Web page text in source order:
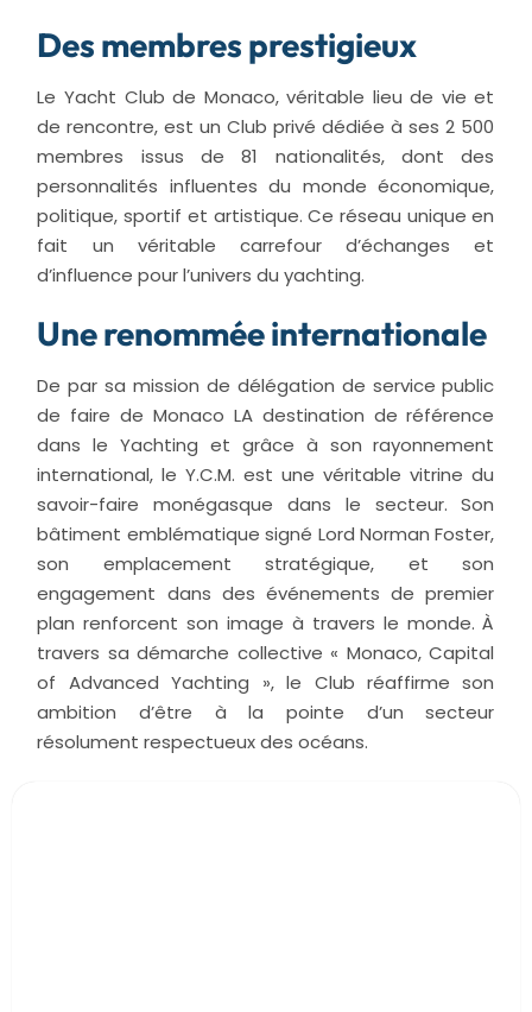
Des membres prestigieux
Le Yacht Club de Monaco, véritable lieu de vie et
de rencontre, est un Club privé dédiée à ses 2 500
membres issus de 81 nationalités, dont des
personnalités influentes du monde économique,
politique, sportif et artistique. Ce réseau unique en
fait un véritable carrefour d’échanges et
d’influence pour l’univers du yachting.
Une renommée internationale
De par sa mission de délégation de service public
de faire de Monaco LA destination de référence
dans le Yachting et grâce à son rayonnement
international, le Y.C.M. est une véritable vitrine du
savoir-faire monégasque dans le secteur. Son
bâtiment emblématique signé Lord Norman Foster,
son emplacement stratégique, et son
engagement dans des événements de premier
plan renforcent son image à travers le monde. À
travers sa démarche collective « Monaco, Capital
of Advanced Yachting », le Club réaffirme son
ambition d’être à la pointe d’un secteur
résolument respectueux des océans.